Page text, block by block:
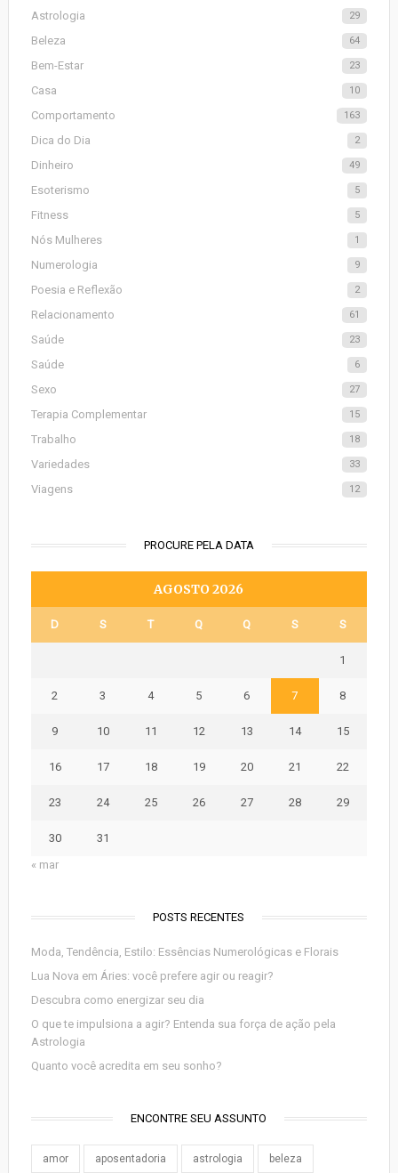
Astrologia 29
Beleza 64
Bem-Estar 23
Casa 10
Comportamento 163
Dica do Dia 2
Dinheiro 49
Esoterismo 5
Fitness 5
Nós Mulheres 1
Numerologia 9
Poesia e Reflexão 2
Relacionamento 61
Saúde 23
Saúde 6
Sexo 27
Terapia Complementar 15
Trabalho 18
Variedades 33
Viagens 12
PROCURE PELA DATA
AGOSTO 2026
D S T Q Q S S
1
2 3 4 5 6 7 8
9 10 11 12 13 14 15
16 17 18 19 20 21 22
23 24 25 26 27 28 29
30
31
« mar
POSTS RECENTES
Moda, Tendência, Estilo: Essências Numerológicas e Florais
Lua Nova em Áries: você prefere agir ou reagir?
Descubra como energizar seu dia
O que te impulsiona a agir? Entenda sua força de ação pela
Astrologia
Quanto você acredita em seu sonho?
ENCONTRE SEU ASSUNTO
amor aposentadoria astrologia beleza